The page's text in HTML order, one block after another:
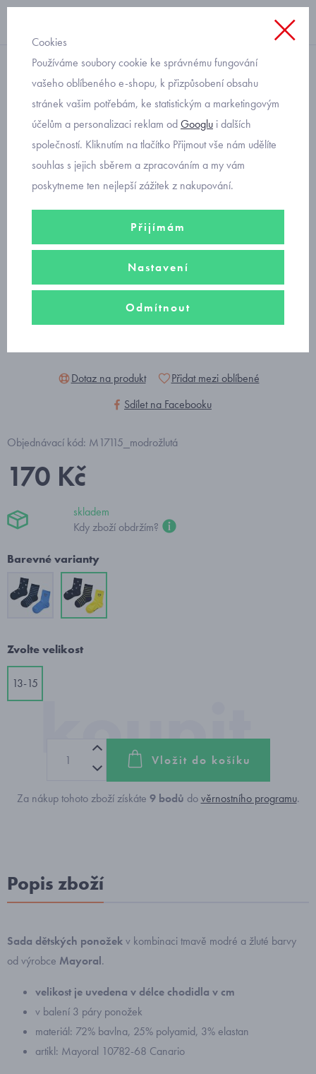
klasické
dětské ponožky Mayoral
10782-68 Canario
Dotaz na produkt
Přidat mezi oblíbené
Sdílet na Facebooku
Objednávací kód: M17115_modrožlutá
170 Kč
skladem
Kdy zboží obdržím?
Barevné varianty
Zvolte velikost
13-15
Vložit do košíku
Za nákup tohoto zboží získáte 9bodů dověrnostního programu.
Popis zboží
Sada dětských ponožekv kombinaci tmavě modré a žluté barvy
od výrobce Mayoral.
velikost je uvedena v délce chodidla v cm
v balení 3 páry ponožek
materiál: 72% bavlna, 25% polyamid, 3% elastan
artikl: Mayoral 10782-68 Canario
Cookies
Používáme soubory cookie ke správnému fungování
vašeho oblíbeného e-shopu, k přizpůsobení obsahu
stránek vašim potřebám, ke statistickým a marketingovým
účelům a personalizaci reklam odGooglu i dalších
společností. Kliknutím na tlačítko Přijmout vše nám udělíte
souhlas s jejich sběrem a zpracováním a my vám
poskytneme ten nejlepší zážitek z nakupování.
Přijímám
Nastavení
Odmítnout